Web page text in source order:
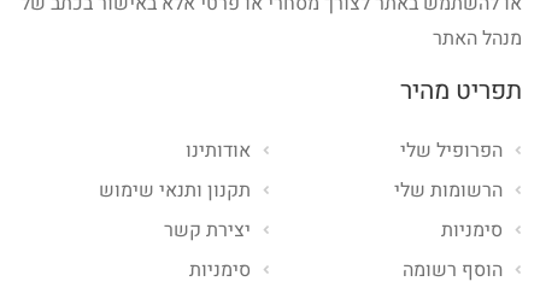
מנהל האתר
תפריט מהיר
אודותינו
תקנון ותנאי שימוש
יצירת קשר
סימניות
הפרופיל שלי
הרשומות שלי
סימניות
הוסף רשומה